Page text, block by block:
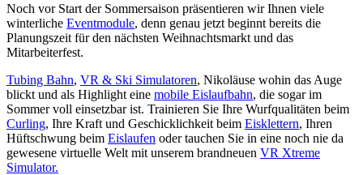
Noch vor Start der Sommersaison präsentieren wir Ihnen viele
winterliche Eventmodule, denn genau jetzt beginnt bereits die
Planungszeit für den nächsten Weihnachtsmarkt und das
Mitarbeiterfest.
Tubing Bahn, VR & Ski Simulatoren, Nikoläuse wohin das Auge
blickt und als Highlight eine mobile Eislaufbahn, die sogar im
Sommer voll einsetzbar ist. Trainieren Sie Ihre Wurfqualitäten beim
Curling, Ihre Kraft und Geschicklichkeit beim Eisklettern, Ihren
Hüftschwung beim Eislaufen oder tauchen Sie in eine noch nie da
gewesene virtuelle Welt mit unserem brandneuen VR Xtreme
Simulator.